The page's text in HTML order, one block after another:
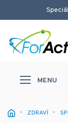
MENU
ZDRAVÍ